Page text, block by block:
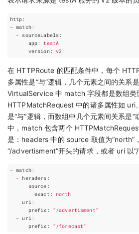
http:
- match:
-
sourceLabels:
app:
testA
version: v2
在 HTTPRoute 的匹配条件中，每个
多属性是“与”逻辑，几个元素之间的关系
VirtualService 中 match 字段都是数组类
HTTPMatchRequest 中的诸多属性如
是“与”逻辑，而数组中几个元素间关系是“
中，match 包含两个
是：headers 中的 source 取值为“north”
“/advertisment”开头的请求，或者 uri 以
- match:
- heraders :
source :
exact :
north
uri :
prefix :
"/advertisment"
- uri :
prefix : "/forecast"